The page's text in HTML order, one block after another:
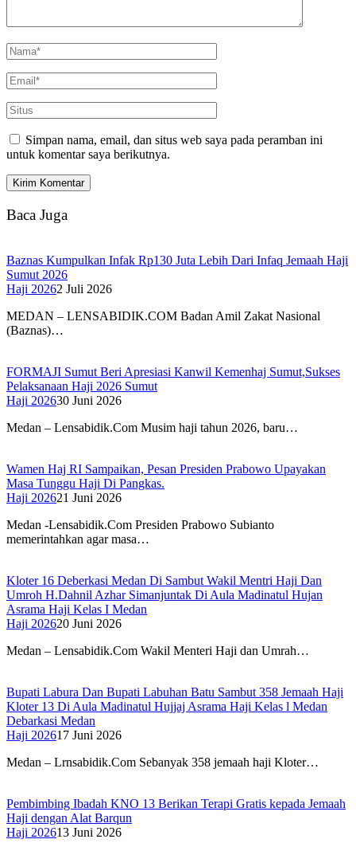
Simpan nama, email, dan situs web saya pada peramban ini
untuk komentar saya berikutnya.
Baca Juga
Baznas Kumpulkan Infak Rp130 Juta Lebih Dari Infaq Jemaah Haji
Sumut 2026
Haji 20262 Juli 2026
MEDAN – LENSABIDIK.COM Badan Amil Zakat Nasional
(Baznas)…
FORMAJI Sumut Beri Apresiasi Kanwil Kemenhaj Sumut,Sukses
Pelaksanaan Haji 2026 Sumut
Haji 202630 Juni 2026
Medan – Lensabidik.Com Musim haji tahun 2026, baru…
Wamen Haj RI Sampaikan, Pesan Presiden Prabowo Upayakan
Masa Tunggu Haji Di Pangkas.
Haji 202621 Juni 2026
Medan -Lensabidik.Com Presiden Prabowo Subianto
memerintahkan agar masa…
Kloter 16 Deberkasi Medan Di Sambut Wakil Mentri Haji Dan
Umroh H.Dahnil Azhar Simanjuntak Di Aula Madinatul Hujan
Asrama Haji Kelas I Medan
Haji 202620 Juni 2026
Medan – Lensabidik.Com Wakil Menteri Haji dan Umrah…
Bupati Labura Dan Bupati Labuhan Batu Sambut 358 Jemaah Haji
Kloter 13 Di Aula Madinatul Hujjaj Asrama Haji Kelas l Medan
Debarkasi Medan
Haji 202617 Juni 2026
Medan – Lrnsabidik.Com Sebanyak 358 jemaah haji Kloter…
Pembimbing Ibadah KNO 13 Berikan Terapi Gratis kepada Jemaah
Haji dengan Alat Barqun
Haji 202613 Juni 2026